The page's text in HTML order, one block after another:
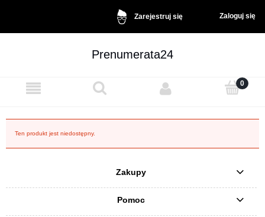
Zarejestruj się Zaloguj się
Prenumerata24
Ten produkt jest niedostępny.
Zakupy
Pomoc